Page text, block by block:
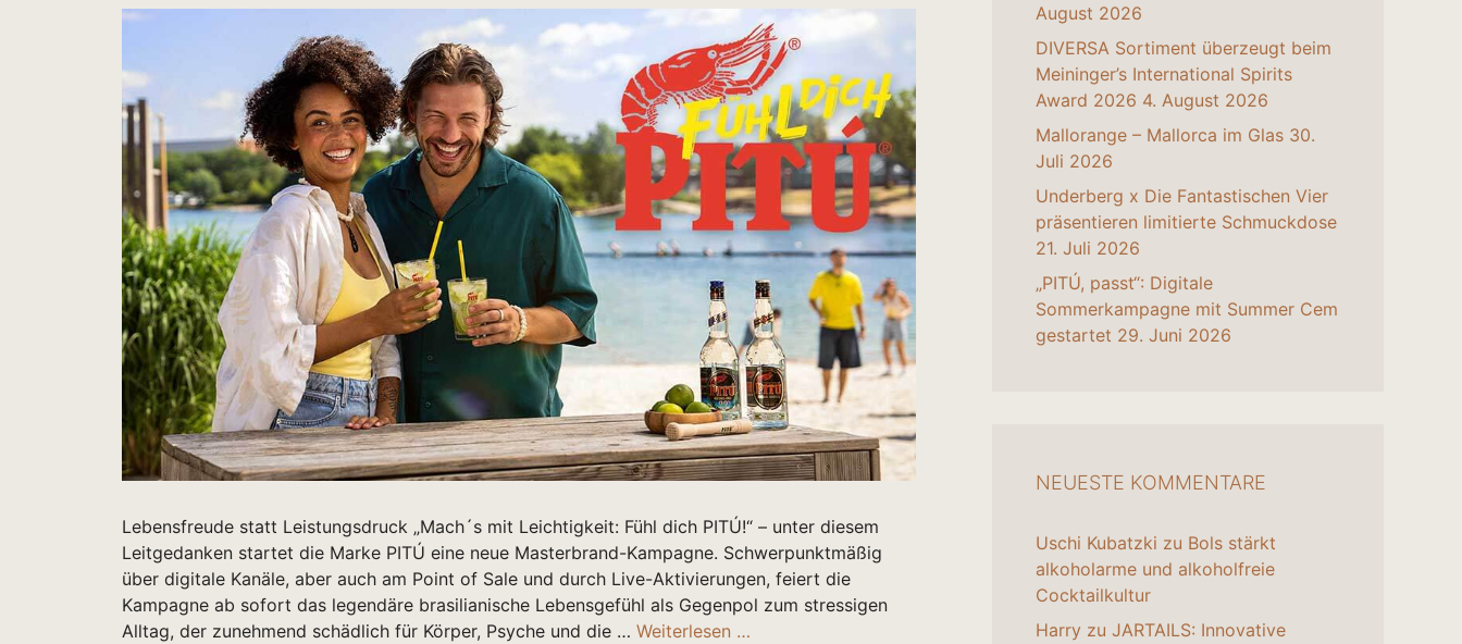
Lebensfreude statt Leistungsdruck „Mach´s mit Leichtigkeit: Fühl dich PITÚ!“ – unter diesem
Leitgedanken startet die Marke PITÚ eine neue Masterbrand-Kampagne. Schwerpunktmäßig
über digitale Kanäle, aber auch am Point of Sale und durch Live-Aktivierungen, feiert die
Kampagne ab sofort das legendäre brasilianische Lebensgefühl als Gegenpol zum stressigen
Alltag, der zunehmend schädlich für Körper, Psyche und die … Weiterlesen …
August 2026
DIVERSA Sortiment überzeugt beim
Meininger’s International Spirits
Award 2026 4. August 2026
Mallorange – Mallorca im Glas 30.
Juli 2026
Underberg x Die Fantastischen Vier
präsentieren limitierte Schmuckdose
21. Juli 2026
„PITÚ, passt“: Digitale
Sommerkampagne mit Summer Cem
gestartet 29. Juni 2026
NEUESTE KOMMENTARE
Uschi Kubatzki zu Bols stärkt
alkoholarme und alkoholfreie
Cocktailkultur
Harry zu JARTAILS: Innovative